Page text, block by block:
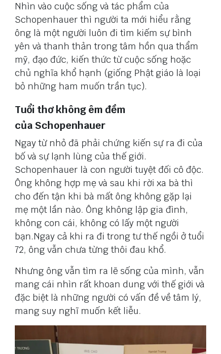
Nhìn vào cuộc sống và tác phẩm của
Schopenhauer thì người ta mới hiểu rằng
ông là một người luôn đi tìm kiếm sự bình
yên và thanh thản trong tâm hồn qua thẩm
mỹ, đạo đức, kiến thức từ cuộc sống hoặc
chủ nghĩa khổ hạnh (giống Phật giáo là loại
bỏ những ham muốn trần tục).
Tuổi thơ không êm đềm
của Schopenhauer
Ngay từ nhỏ đã phải chứng kiến sự ra đi của
bố và sự lạnh lùng của thế giới.
Schopenhauer là con người tuyệt đối cô độc.
Ông không hợp mẹ và sau khi rời xa bà thì
cho đến tận khi bà mất ông không gặp lại
mẹ một lần nào. Ông không lập gia đình,
không con cái, không có lấy một người
bạn.Ngay cả khi ra đi trong tư thế ngồi ở tuổi
72, ông vẫn chưa từng thôi đau khổ.
Nhưng ông vẫn tìm ra lẽ sống của mình, vẫn
mang cái nhìn rất khoan dung với thế giới và
đặc biệt là những người có vấn đề về tâm lý,
mang suy nghĩ muốn kết liễu.